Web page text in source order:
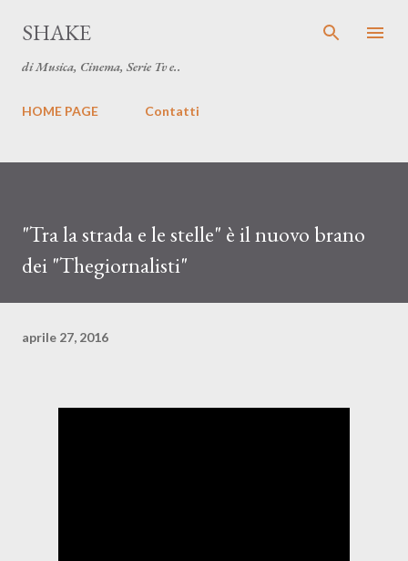
SHAKE
di Musica, Cinema, Serie Tv e..
HOME PAGE Contatti
"Tra la strada e le stelle" è il nuovo brano
dei "Thegiornalisti"
aprile 27, 2016